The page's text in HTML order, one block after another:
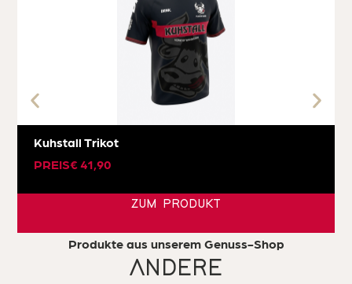
Kuhstall Trikot
PREIS€41,90
ZUM PRODUKT
Produkte aus unserem Genuss-Shop
ANDERE